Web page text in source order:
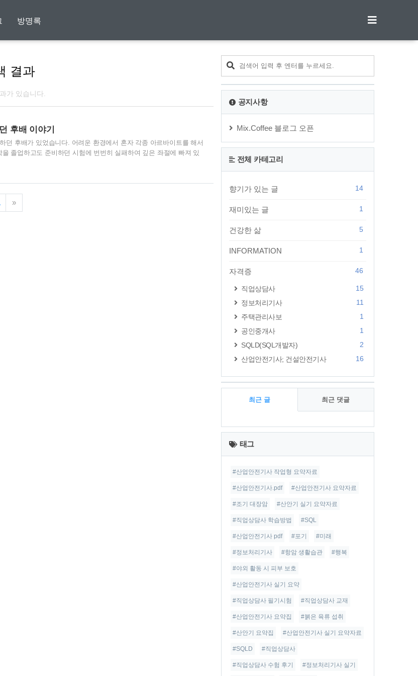
방명록
결과
가 있습니다.
후배 이야기
던 후배가 있었습니다. 어려운 환경에서 혼자 각종 아르바이트를 해서
졸업하고도 준비하던 시험에 번번히 실패하여 깊은 좌절에 빠져 있
만원이라는 금액은 돈 걱정 없이 공부에만 전념하기에 충분한 금액이
없었습니다. 그래도 나름 건실한 기업에 취직을 하고 한 달에 100만
는 전혀 기뻐하지 않았습니다. 꿈을 버리고 원치않는 일을 선택해서 얻
흥청망청 탕..
»
공지사항
Mix.Coffee 블로그 오픈
전체 카테고리
향기가 있는 글 14
재미있는 글 1
건강한 삶 5
INFORMATION 1
자격증 46
직업상담사
15
정보처리기사
11
주택관리사보
1
공인중개사
1
SQLD(SQL개발자)
2
산업안전기사; 건설안전기사
16
최근 글 최근 댓글
최
근
글
태그
#산업안전기사 작업형 요약자료
#산업안전기사.pdf #산업안전기사 요약자료
#조기 대장암 #산안기 실기 요약자료
#직업상담사 학습방법 #SQL
#산업안전기사 pdf #포기 #미래
#정보처리기사 #항암 생활습관 #행복
#야외 활동 시 피부 보호
#산업안전기사 실기 요약
#직업상담사 필기시험 #직업상담사 교재
#산업안전기사 요약집 #붉은 육류 섭취
#산안기 요약집 #산업안전기사 실기 요약자료
#SQLD #직업상담사
#직업상담사 수험 후기 #정보처리기사 실기